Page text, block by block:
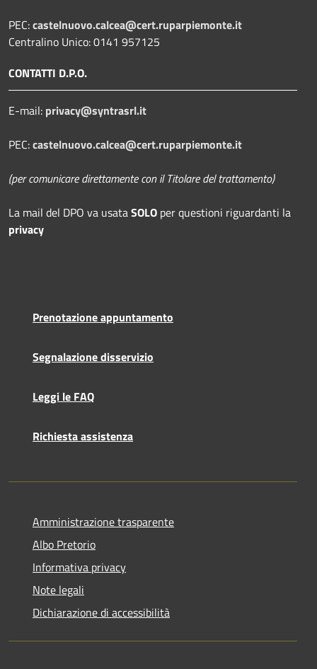
PEC:castelnuovo.calcea@cert.ruparpiemonte.it
Centralino Unico: 0141 957125
CONTATTI D.P.O.
E-mail: privacy@syntrasrl.it
PEC:castelnuovo.calcea@cert.ruparpiemonte.it
(per comunicare direttamente con il Titolare del trattamento)
La mail del DPO va usataSOLO per questioni riguardanti la
privacy
Prenotazione appuntamento
Segnalazione disservizio
Leggi le FAQ
Richiesta assistenza
Amministrazione trasparente
Albo Pretorio
Informativa privacy
Note legali
Dichiarazione di accessibilità